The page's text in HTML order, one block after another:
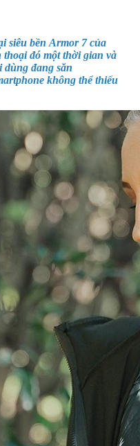
siêu bền Armor 7 của
thoại đó một thời gian và
dùng đang săn
không thể thiếu